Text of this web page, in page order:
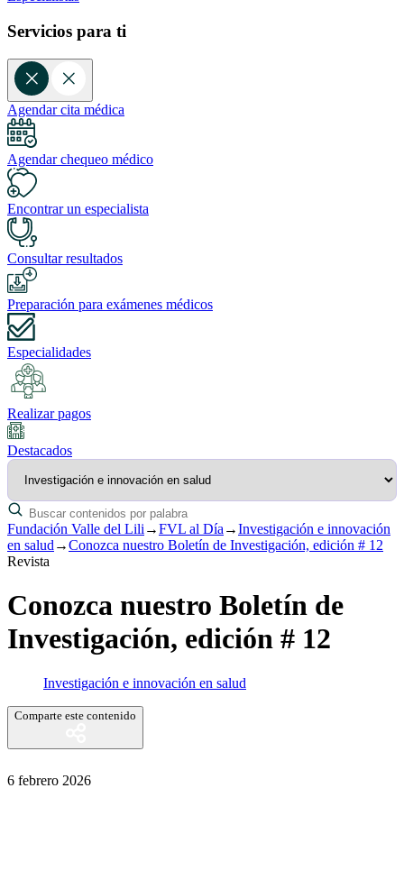
Servicios para ti
Agendar cita médica
Agendar chequeo médico
Encontrar un especialista
Consultar resultados
Preparación para exámenes médicos
Especialidades
Realizar pagos
Destacados
Fundación Valle del Lili →FVL al Día →Investigación e innovación
en salud →Conozca nuestro Boletín de Investigación, edición # 12
Revista
Conozca nuestro Boletín de
Investigación, edición # 12
Investigación e innovación en salud
Comparte este contenido
6 febrero 2026